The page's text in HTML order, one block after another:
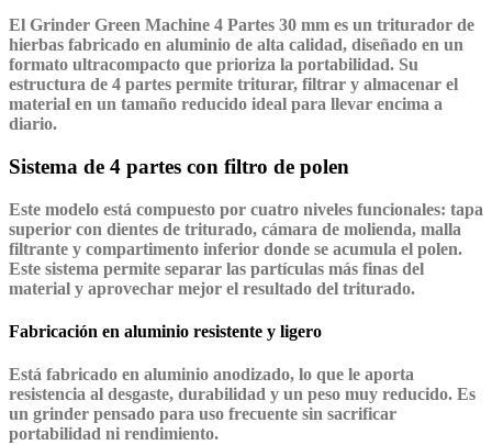
El Grinder Green Machine 4 Partes 30 mm es un triturador de
hierbas fabricado en aluminio de alta calidad, diseñado en un
formato ultracompacto que prioriza la portabilidad. Su
estructura de 4 partes permite triturar, filtrar y almacenar el
material en un tamaño reducido ideal para llevar encima a
diario.
Sistema de 4 partes con filtro de polen
Este modelo está compuesto por cuatro niveles funcionales: tapa
superior con dientes de triturado, cámara de molienda, malla
filtrante y compartimento inferior donde se acumula el polen.
Este sistema permite separar las partículas más finas del
material y aprovechar mejor el resultado del triturado.
Fabricación en aluminio resistente y ligero
Está fabricado en aluminio anodizado, lo que le aporta
resistencia al desgaste, durabilidad y un peso muy reducido. Es
un grinder pensado para uso frecuente sin sacrificar
portabilidad ni rendimiento.